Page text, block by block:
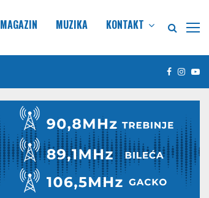
MAGAZIN MUZIKA KONTAKT
Facebook